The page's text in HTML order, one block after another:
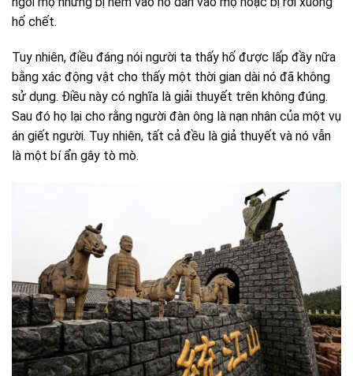
hố chết.
Tuy nhiên, điều đáng nói người ta thấy hố được lấp đầy nữa
bằng xác động vật cho thấy một thời gian dài nó đã không
sử dụng. Điều này có nghĩa là giải thuyết trên không đúng.
Sau đó họ lại cho rằng người đàn ông là nạn nhân của một vụ
án giết người. Tuy nhiên, tất cả đều là giả thuyết và nó vẫn
là một bí ẩn gây tò mò.